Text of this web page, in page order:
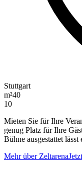
Stuttgart
m²40
10
Mieten Sie für Ihre
genug Platz für Ihre
Bühne ausgestattet
Mehr über Zeltarena